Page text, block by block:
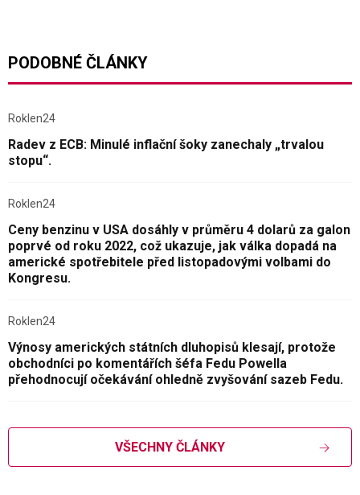
PODOBNÉ ČLÁNKY
Roklen24
Radev z ECB: Minulé inflační šoky zanechaly „trvalou
stopu“.
Roklen24
Ceny benzinu v USA dosáhly v průměru 4 dolarů za galon
poprvé od roku 2022, což ukazuje, jak válka dopadá na
americké spotřebitele před listopadovými volbami do
Kongresu.
Roklen24
Výnosy amerických státních dluhopisů klesají, protože
obchodníci po komentářích šéfa Fedu Powella
přehodnocují očekávání ohledně zvyšování sazeb Fedu.
VŠECHNY ČLÁNKY